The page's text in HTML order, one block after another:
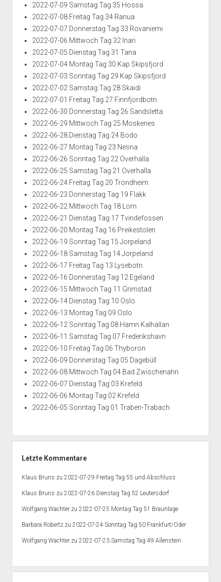
2022-07-09 Samstag Tag 35 Hossa
2022-07-08 Freitag Tag 34 Ranua
2022-07-07 Donnerstag Tag 33 Rovaniemi
2022-07-06 Mittwoch Tag 32 Inari
2022-07-05 Dienstag Tag 31 Tana
2022-07-04 Montag Tag 30 Kap Skipsfjord
2022-07-03 Sonntag Tag 29 Kap Skipsfjord
2022-07-02 Samstag Tag 28 Skaidi
2022-07-01 Freitag Tag 27 Finnfjordbotn
2022-06-30 Donnerstag Tag 26 Sandsletta
2022-06-29 Mittwoch Tag 25 Moskenes
2022-06-28 Dienstag Tag 24 Bodo
2022-06-27 Montag Tag 23 Nesna
2022-06-26 Sonntag Tag 22 Overhalla
2022-06-25 Samstag Tag 21 Overhalla
2022-06-24 Freitag Tag 20 Trondheim
2022-06-23 Donnerstag Tag 19 Flakk
2022-06-22 Mittwoch Tag 18 Lom
2022-06-21 Dienstag Tag 17 Tvindefossen
2022-06-20 Montag Tag 16 Preikestolen
2022-06-19 Sonntag Tag 15 Jorpeland
2022-06-18 Samstag Tag 14 Jorpeland
2022-06-17 Freitag Tag 13 Lysebotn
2022-06-16 Donnerstag Tag 12 Egeland
2022-06-15 Mittwoch Tag 11 Grimstad
2022-06-14 Dienstag Tag 10 Oslo
2022-06-13 Montag Tag 09 Oslo
2022-06-12 Sonntag Tag 08 Hamn Kalhällan
2022-06-11 Samstag Tag 07 Frederikshavn
2022-06-10 Freitag Tag 06 Thyboron
2022-06-09 Donnerstag Tag 05 Dagebüll
2022-06-08 Mittwoch Tag 04 Bad Zwischenahn
2022-06-07 Dienstag Tag 03 Krefeld
2022-06-06 Montag Tag 02 Krefeld
2022-06-05 Sonntag Tag 01 Traben-Trabach
Letzte Kommentare
Klaus Bruns zu 2022-07-29 Freitag Tag 55 und Abschluss
Klaus Bruns zu 2022-07-26 Dienstag Tag 52 Leutersdorf
Wolfgang Wachterzu 2022-07-25 Montag Tag 51 Braunlage
Barbara Robertzzu 2022-07-24 Sonntag Tag 50 Frankfurt/Oder
Wolfgang Wachterzu 2022-07-23 Samstag Tag 49 Allenstein